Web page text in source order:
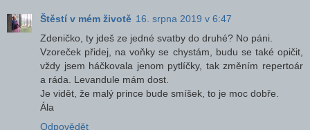
Štěstí v mém životě 16. srpna 2019 v 6:47
Zdeničko, ty jdeš ze jedné svatby do druhé? No páni.
Vzoreček přidej, na voňky se chystám, budu se také opičit,
vždy jsem háčkovala jenom pytlíčky, tak změním repertoár
a ráda. Levandule mám dost.
Je vidět, že malý prince bude smíšek, to je moc dobře.
Ála
Odpovědět